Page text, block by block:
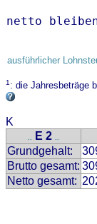
netto
ausführlicher
1: die Jahresbeträge
K
.. E 2 ..
Grundgehalt:
Brutto gesamt:
Netto gesamt: